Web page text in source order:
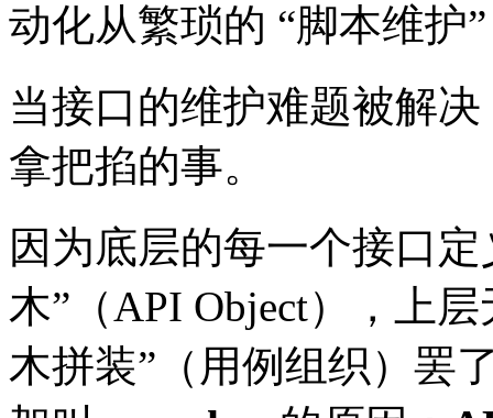
动化从繁琐的 “脚本维护
当接口的维护难题被解
拿把掐的事。
因为底层的每一个接口
木”（API Object），上
木拼装”（用例组织）罢